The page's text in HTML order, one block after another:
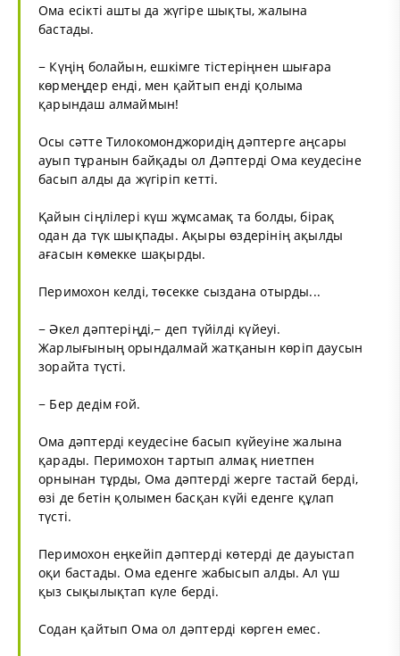
Ома есікті ашты да жүгіре шықты, жалына
бастады.
− Күңің болайын, ешкімге тістеріңнен шығара
көрмеңдер енді, мен қайтып енді қолыма
қарындаш алмаймын!
Осы сәтте Тилокомонджоридің дәптерге аңсары
ауып тұранын байқады ол Дәптерді Ома кеудесіне
басып алды да жүгіріп кетті.
Қайын сіңлілері күш жұмсамақ та болды, бірақ
одан да түк шықпады. Ақыры өздерінің ақылды
ағасын көмекке шақырды.
Перимохон келді, төсекке сыздана отырды...
− Әкел дәптеріңді,− деп түйілді күйеуі.
Жарлығының орындалмай жатқанын көріп даусын
зорайта түсті.
− Бер дедім ғой.
Ома дәптерді кеудесіне басып күйеуіне жалына
қарады. Перимохон тартып алмақ ниетпен
орнынан тұрды, Ома дәптерді жерге тастай берді,
өзі де бетін қолымен басқан күйі еденге құлап
түсті.
Перимохон еңкейіп дәптерді көтерді де дауыстап
оқи бастады. Ома еденге жабысып алды. Ал үш
қыз сықылықтап күле берді.
Содан қайтып Ома ол дәптерді көрген емес.